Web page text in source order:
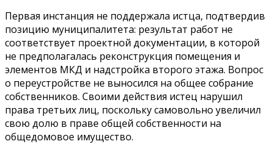
Первая инстанция не поддержала истца, подтвердив
позицию муниципалитета: результат работ не
соответствует проектной документации, в которой
не предполагалась реконструкция помещения и
элементов МКД и надстройка второго этажа. Вопрос
о переустройстве не выносился на общее собрание
собственников. Своими действия истец нарушил
права третьих лиц, поскольку самовольно увеличил
свою долю в праве общей собственности на
общедомовое имущество.